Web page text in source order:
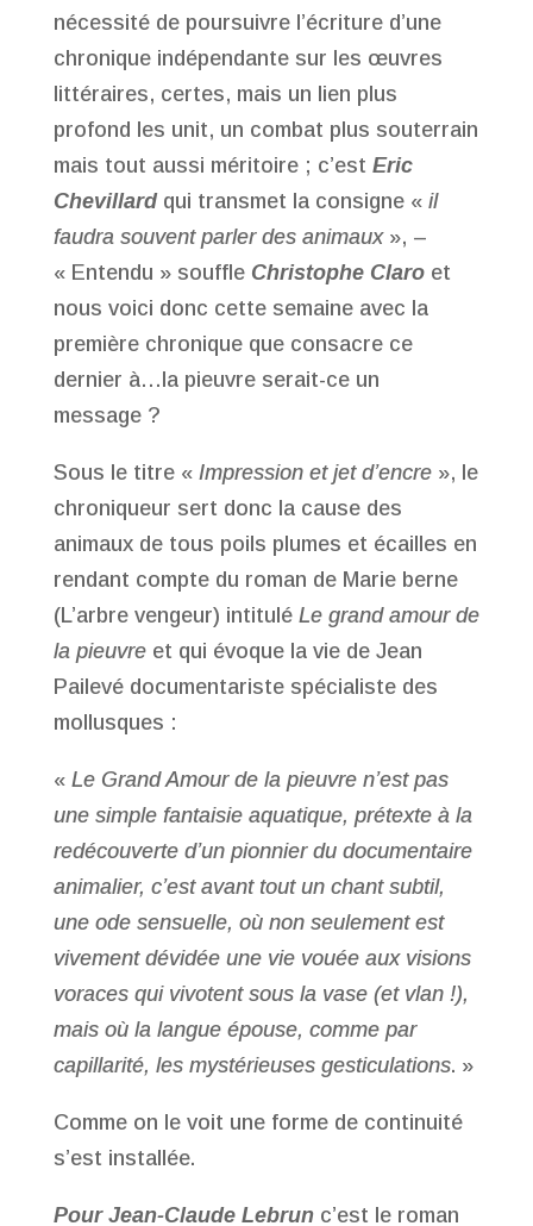
nécessité de poursuivre l’écriture d’une
chronique indépendante sur les œuvres
littéraires, certes, mais un lien plus
profond les unit, un combat plus souterrain
mais tout aussi méritoire ; c’est Eric
Chevillardqui transmet la consigne « il
faudra souvent parler des animaux », –
« Entendu » souffle Christophe Claroet
nous voici donc cette semaine avec la
première chronique que consacre ce
dernier à…la pieuvre serait-ce un
message ?
Sous le titre « Impression et jet d’encre», le
chroniqueur sert donc la cause des
animaux de tous poils plumes et écailles en
rendant compte du roman de Marie berne
(L’arbre vengeur) intitulé Le grand amour de
la pieuvreet qui évoque la vie de Jean
Pailevé documentariste spécialiste des
mollusques :
« Le Grand Amour de la pieuvre n’est pas
une simple fantaisie aquatique, prétexte à la
redécouverte d’un pionnier du documentaire
animalier, c’est avant tout un chant subtil,
une ode sensuelle, où non seulement est
vivement dévidée une vie vouée aux visions
voraces qui vivotent sous la vase (et vlan !),
mais où la langue épouse, comme par
capillarité, les mystérieuses gesticulations. »
Comme on le voit une forme de continuité
s’est installée.
Pour Jean-Claude Lebrunc’est le roman